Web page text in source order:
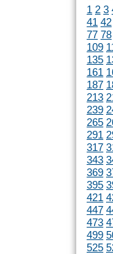
1 2 3
41 42
77 78
109
135
161
187
213
239
265
291
317
343
369
395
421
447
473
499
525